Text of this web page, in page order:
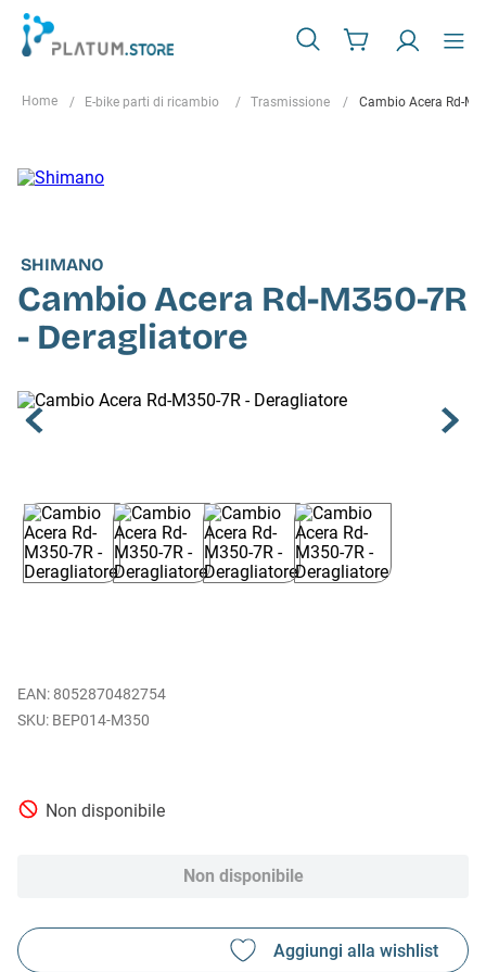
E-bike parti di ricambio Trasmissione Cambio Acera Rd-
SHIMANO
Cambio Acera Rd-M350-7R
- Deragliatore
EAN: 8052870482754
BEP014-M350
Non disponibile
Non disponibile